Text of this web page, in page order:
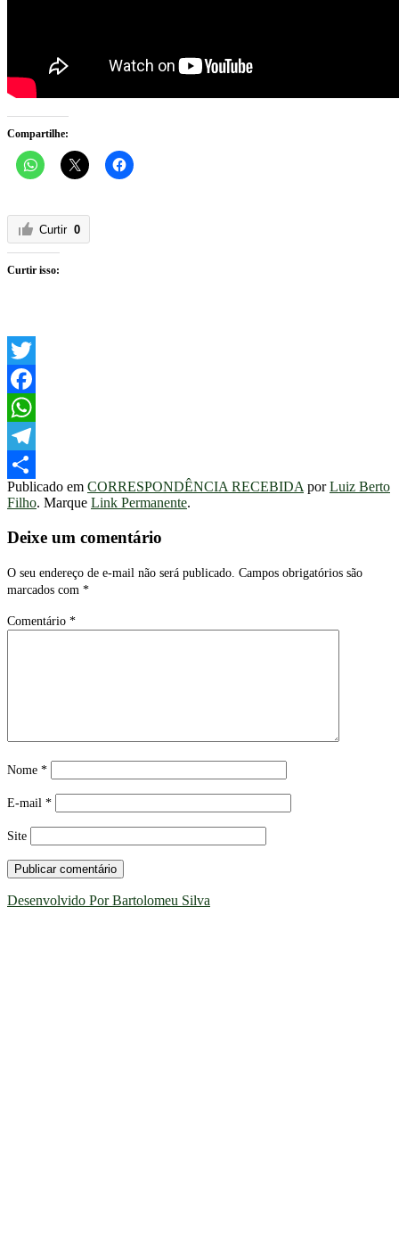
Compartilhe:
Curtir 0
Curtir isso:
Twitter
Facebook
WhatsApp
Telegram
Share
Publicado em CORRESPONDÊNCIA RECEBIDA porLuiz Berto
Filho. Marque Link Permanente.
Deixe um comentário
O seu endereço de e-mail não será publicado. Campos obrigatórios são
marcados com *
Comentário *
Nome *
E-mail *
Site
Desenvolvido Por Bartolomeu Silva